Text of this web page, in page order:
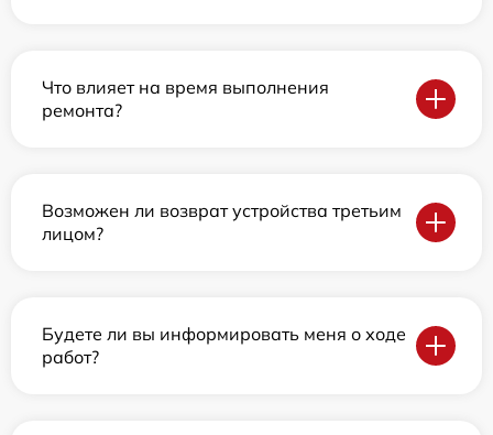
Что влияет на время выполнения
ремонта?
Возможен ли возврат устройства третьим
лицом?
Будете ли вы информировать меня о ходе
работ?